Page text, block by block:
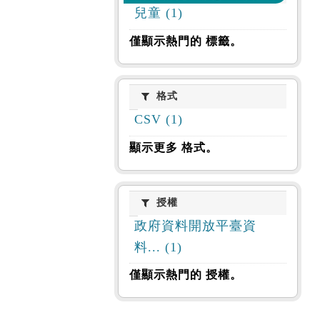
兒童 (1)
僅顯示熱門的 標籤。
格式格式
CSV (1)
顯示更多 格式。
授權授權
政府資料開放平臺資
料... (1)
僅顯示熱門的 授權。